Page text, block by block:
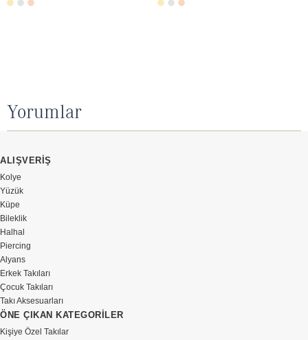
Yorumlar
ALIŞVERİŞ
Kolye
Yüzük
Küpe
Bileklik
Halhal
Piercing
Alyans
Erkek Takıları
Çocuk Takıları
Takı Aksesuarları
ÖNE ÇIKAN KATEGORİLER
Kişiye Özel Takılar